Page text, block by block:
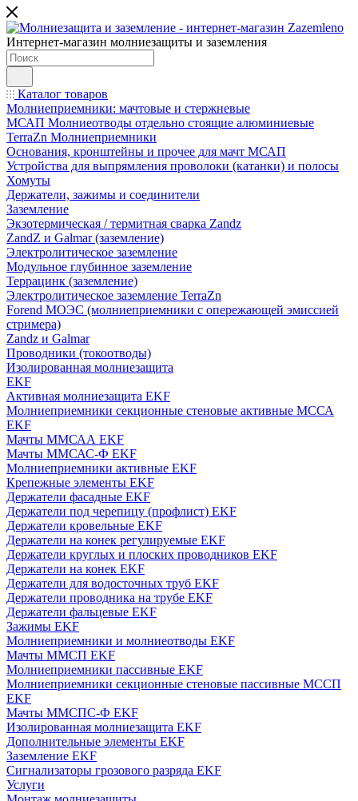
Интернет-магазин молниезащиты и заземления
Каталог товаров
Молниеприемники: мачтовые и стержневые
МСАП Молниеотводы отдельно стоящие алюминиевые
TerraZn Молниеприемники
Основания, кронштейны и прочее для мачт МСАП
Устройства для выпрямления проволоки (катанки) и полосы
Хомуты
Держатели, зажимы и соединители
Заземление
Экзотермическая / термитная сварка Zandz
ZandZ и Galmar (заземление)
Электролитическое заземление
Модульное глубинное заземление
Террацинк (заземление)
Электролитическое заземление TerraZn
Forend МОЭС (молниеприемники с опережающей эмиссией
стримера)
Zandz и Galmar
Проводники (токоотводы)
Изолированная молниезащита
EKF
Активная молниезащита EKF
Молниеприемники секционные стеновые активные МССА
EKF
Мачты ММСАА EKF
Мачты ММСАС-Ф EKF
Молниеприемники активные EKF
Крепежные элементы EKF
Держатели фасадные EKF
Держатели под черепицу (профлист) EKF
Держатели кровельные EKF
Держатели на конек регулируемые EKF
Держатели круглых и плоских проводников EKF
Держатели на конек EKF
Держатели для водосточных труб EKF
Держатели проводника на трубе EKF
Держатели фальцевые EKF
Зажимы EKF
Молниеприемники и молниеотводы EKF
Мачты ММСП EKF
Молниеприемники пассивные EKF
Молниеприемники секционные стеновые пассивные МССП
EKF
Мачты ММСПС-Ф EKF
Изолированная молниезащита EKF
Дополнительные элементы EKF
Заземление EKF
Сигнализаторы грозового разряда EKF
Услуги